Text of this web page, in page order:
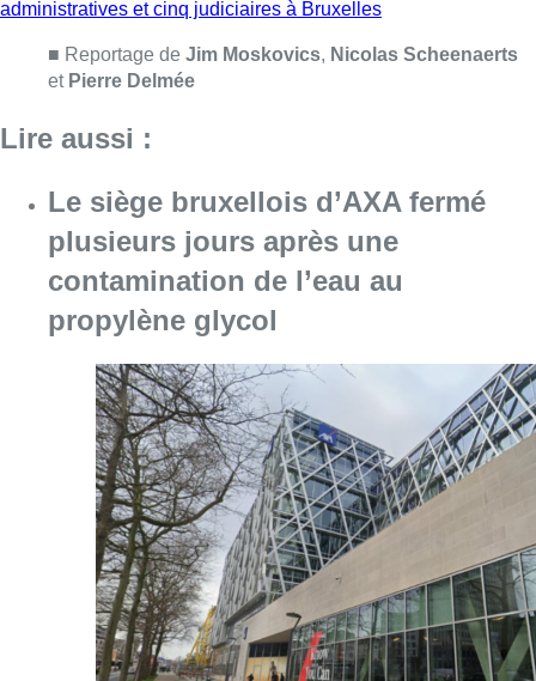
administratives et cinq judiciaires à Bruxelles
■ Reportage de Jim Moskovics, Nicolas Scheenaerts
et Pierre Delmée
Lire aussi :
Le siège bruxellois d’AXA fermé
plusieurs jours après une
contamination de l’eau au
propylène glycol